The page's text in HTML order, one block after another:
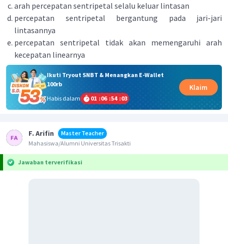
arah percepatan sentripetal selalu keluar lintasan
percepatan sentripetal bergantung pada jari-jari
lintasannya
percepatan sentripetal tidak akan memengaruhi arah
kecepatan linearnya
Ikuti Tryout SNBT & Menangkan E-Wallet
100rb
Habis dalam
01 :06 :54 :03
Klaim
F. Arifin
Master Teacher
Mahasiswa/Alumni Universitas Trisakti
Jawaban terverifikasi